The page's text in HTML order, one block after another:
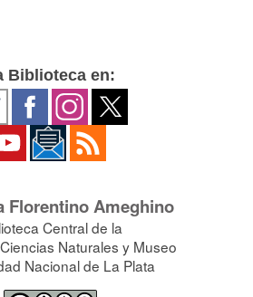
Biblioteca en:
Florentino Ameghino
Central de la
Naturales y Museo
Nacional de La Plata